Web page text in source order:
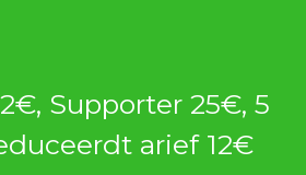
Supporter 25€, 5
arief 12€